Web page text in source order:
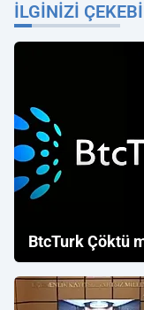
İLGINIZI
BtcTurk Çöktü